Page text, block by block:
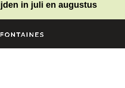
in juli en augustus